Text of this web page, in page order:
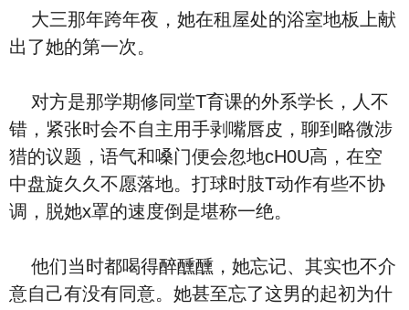
大三那年跨年夜，她在租屋处的浴室地板上献
出了她的第一次。
对方是那学期修同堂T育课的外系学长，人不
错，紧张时会不自主用手剥嘴唇皮，聊到略微涉
猎的议题，语气和嗓门便会忽地cH0U高，在空
中盘旋久久不愿落地。打球时肢T动作有些不协
调，脱她x罩的速度倒是堪称一绝。
他们当时都喝得醉醺醺，她忘记、其实也不介
意自己有没有同意。她甚至忘了这男的起初为什